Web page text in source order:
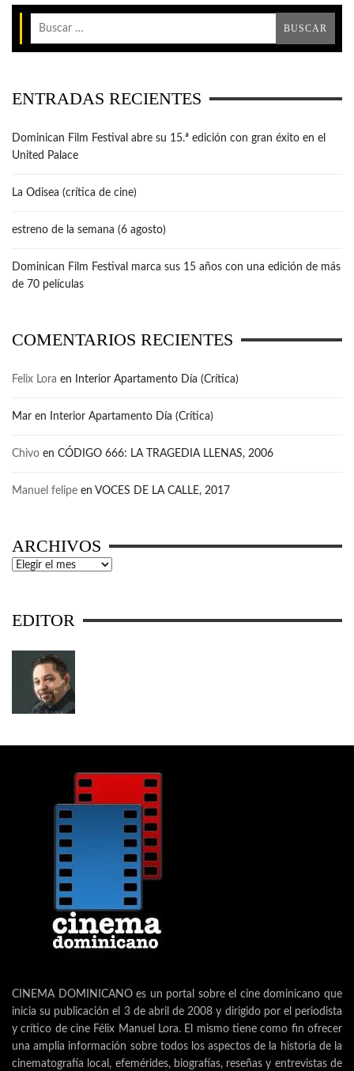
ENTRADAS RECIENTES
Dominican Film Festival abre su 15.ª edición con gran éxito en el
United Palace
La Odisea (crítica de cine)
estreno de la semana (6 agosto)
Dominican Film Festival marca sus 15 años con una edición de más
de 70 películas
COMENTARIOS RECIENTES
Felix Lora en Interior Apartamento Día (Crítica)
Mar en Interior Apartamento Día (Crítica)
Chivo en CÓDIGO 666: LA TRAGEDIA LLENAS, 2006
Manuel felipe en VOCES DE LA CALLE, 2017
ARCHIVOS
Archivos
EDITOR
CINEMA DOMINICANO es un portal sobre el cine dominicano que
inicia su publicación el 3 de abril de 2008 y dirigido por el periodista
y crítico de cine Félix Manuel Lora. El mismo tiene como fin ofrecer
una amplia información sobre todos los aspectos de la historia de la
cinematografía local, efemérides, biografías, reseñas y entrevistas de